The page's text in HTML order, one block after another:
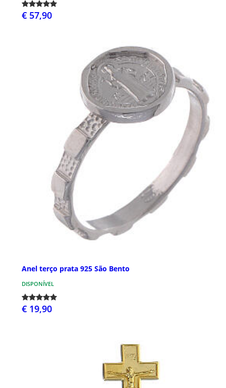
€ 57,90
Anel terço prata 925 São Bento
DISPONÍVEL
€ 19,90